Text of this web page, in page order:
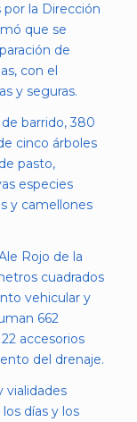
la Dirección
que se
de
con el
y seguras.
barrido, 380
cinco árboles
pasto,
especies
y camellones
Rojo de la
cuadrados
vehicular y
662
accesorios
del drenaje.
vialidades
días y los